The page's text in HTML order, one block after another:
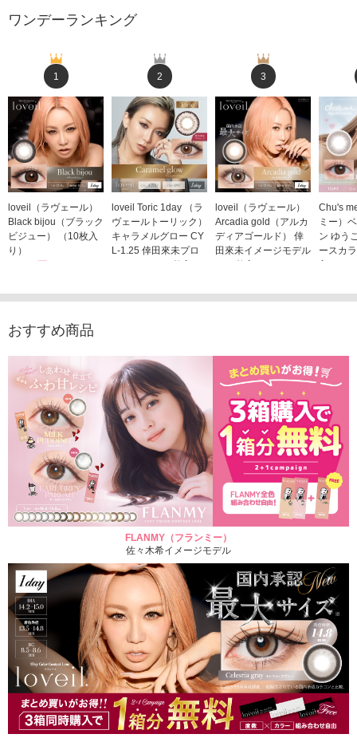
ワンデーランキング
1
loveil（ラヴェール）
Black bijou（ブラック
ビジュー） （10枚入
り）
2
loveil Toric 1day （ラ
ヴェールトーリック）
キャラメルグロー CY
L-1.25 倖田來未プロ
デュース （10枚入
1,760円(税込)
3
loveil（ラヴェール）
Arcadia gold（アルカ
ディアゴールド） 倖
田來未イメージモデル
（10枚入り）
Chu's
ミー）
ン ゆう
ースカ
入り）
おすすめ商品
FLANMY（フランミー）
佐々木希イメージモデル